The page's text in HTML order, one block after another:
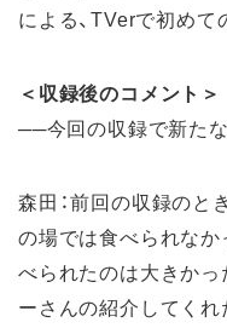
による、TVerで初めて
＜収録後のコメント＞
──今回の収録で新た
森田：前回の収録のと
の場では食べられな
べられたのは大きか
ーさんの紹介してくれ